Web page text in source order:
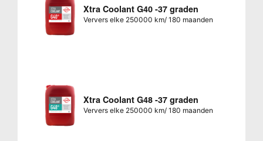
Xtra Coolant G40 -37 graden
Ververs elke 250000 km/ 180 maanden
Xtra Coolant G48 -37 graden
Ververs elke 250000 km/ 180 maanden